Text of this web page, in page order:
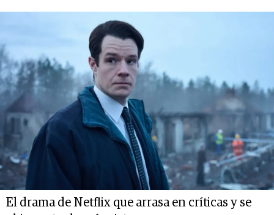
El drama de Netflix que arrasa en críticas y se